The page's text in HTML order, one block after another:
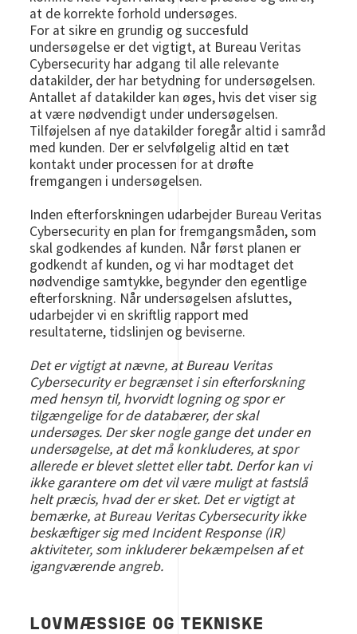
at de korrekte forhold undersøges.
For at sikre en grundig og succesfuld
undersøgelse er det vigtigt, at Bureau Veritas
Cybersecurity har adgang til alle relevante
datakilder, der har betydning for undersøgelsen.
Antallet af datakilder kan øges, hvis det viser sig
at være nødvendigt under undersøgelsen.
Tilføjelsen af nye datakilder foregår altid i samråd
med kunden. Der er selvfølgelig altid en tæt
kontakt under processen for at drøfte
fremgangen i undersøgelsen.
Inden efterforskningen udarbejder Bureau Veritas
Cybersecurity en plan for fremgangsmåden, som
skal godkendes af kunden. Når først planen er
godkendt af kunden, og vi har modtaget det
nødvendige samtykke, begynder den egentlige
efterforskning. Når undersøgelsen afsluttes,
udarbejder vi en skriftlig rapport med
resultaterne, tidslinjen og beviserne.
Det er vigtigt at nævne, at Bureau Veritas
Cybersecurity er begrænset i sin efterforskning
med hensyn til, hvorvidt logning og spor er
tilgængelige for de databærer, der skal
undersøges. Der sker nogle gange det under en
undersøgelse, at det må konkluderes, at spor
allerede er blevet slettet eller tabt. Derfor kan vi
ikke garantere om det vil være muligt at fastslå
helt præcis, hvad der er sket. Det er vigtigt at
bemærke, at Bureau Veritas Cybersecurity ikke
beskæftiger sig med Incident Response (IR)
aktiviteter, som inkluderer bekæmpelsen af et
igangværende angreb.
LOVMÆSSIGE OG TEKNISKE